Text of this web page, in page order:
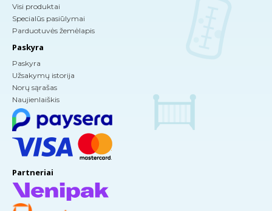
Visi produktai
Specialūs pasiūlymai
Parduotuvės žemėlapis
Paskyra
Paskyra
Užsakymų istorija
Norų sąrašas
Naujienlaiškis
Partneriai